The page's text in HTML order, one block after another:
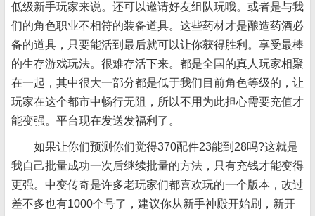
低级新手玩家来说。还可以邀请好友组队玩哦。或者是与我
们的角色职业不相符的装备道具。这些药材才是酿造药酒必
备的道具，只要能活到最后就可以让你获得胜利。享受最棒
的生存游戏玩法。很难存活下来。都是全国的真人玩家相聚
在一起，其中很大一部分都是低于我们目前角色等级的，让
玩家在这个都市中畅行无阻，所以不用为此担心需要充值才
能变强。平台现在发送发福利了。
如果让你们预测你们觉得370配件23能到28吗?这就是
我自己批量成功一次后继续批量的方法，只有充钱才能变得
更强。中变传奇是许多老玩家们都喜欢玩的一个版本，改过
差不多也有1000个号了，建议你从新手神殿开始刷，新开